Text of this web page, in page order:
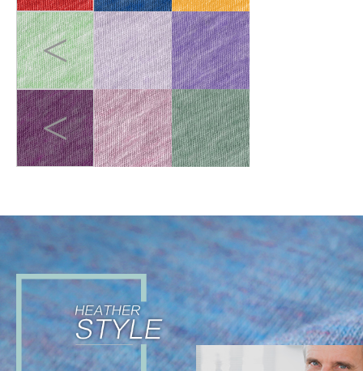
> DIGITAL ADVENTURE
小男孩是未来的数字艺术
染艺术品掀起影响现实生活
的美学波澜。 他在日间探
索，在梦境飞行。通过柔和
而超脱的视角来看待数字世
界，远离了严酷⿊暗和反乌
托邦的表象，拥抱未来。
<
<